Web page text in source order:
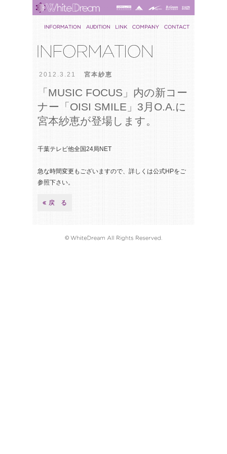
2012.3.21 宮本紗恵
「MUSIC FOCUS」内の新コー
ナー「OISI SMILE」3月O.A.に
宮本紗恵が登場します。
千葉テレビ他全国24局NET
急な時間変更もございますので、詳しくは公式HPをご
参照下さい。
戻 る